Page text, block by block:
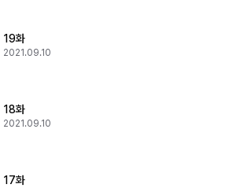
19화
2021.09.10
18화
2021.09.10
17화